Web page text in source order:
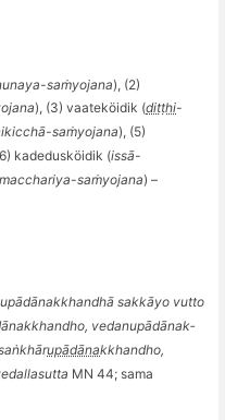
saṁyojana), (2)
), (3) vaateköidik (diṭṭhi-
ā-saṁyojana), (5)
kadedusköidik (issā-
macchariya-saṁyojana) –
sakkāyo vutto
­khandho­, ved­anupādāna­k­
ṅkhā­r­upādāna­k­khandho­,
MN 44; sama